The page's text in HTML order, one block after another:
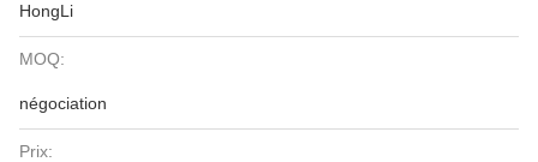
HongLi
MOQ:
négociation
Prix: